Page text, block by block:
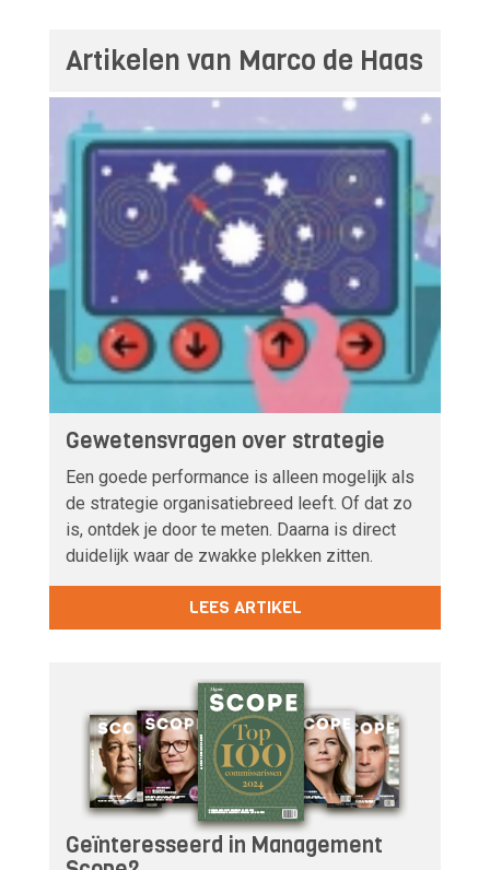
Artikelen van Marco de Haas
Gewetensvragen over strategie
Een goede performance is alleen mogelijk als
de strategie organisatiebreed leeft. Of dat zo
is, ontdek je door te meten. Daarna is direct
duidelijk waar de zwakke plekken zitten.
LEES ARTIKEL
Geïnteresseerd in Management